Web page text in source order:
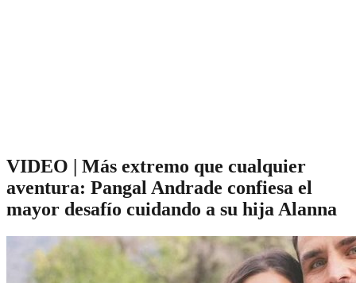
VIDEO | Más extremo que cualquier
aventura: Pangal Andrade confiesa el
mayor desafío cuidando a su hija Alanna